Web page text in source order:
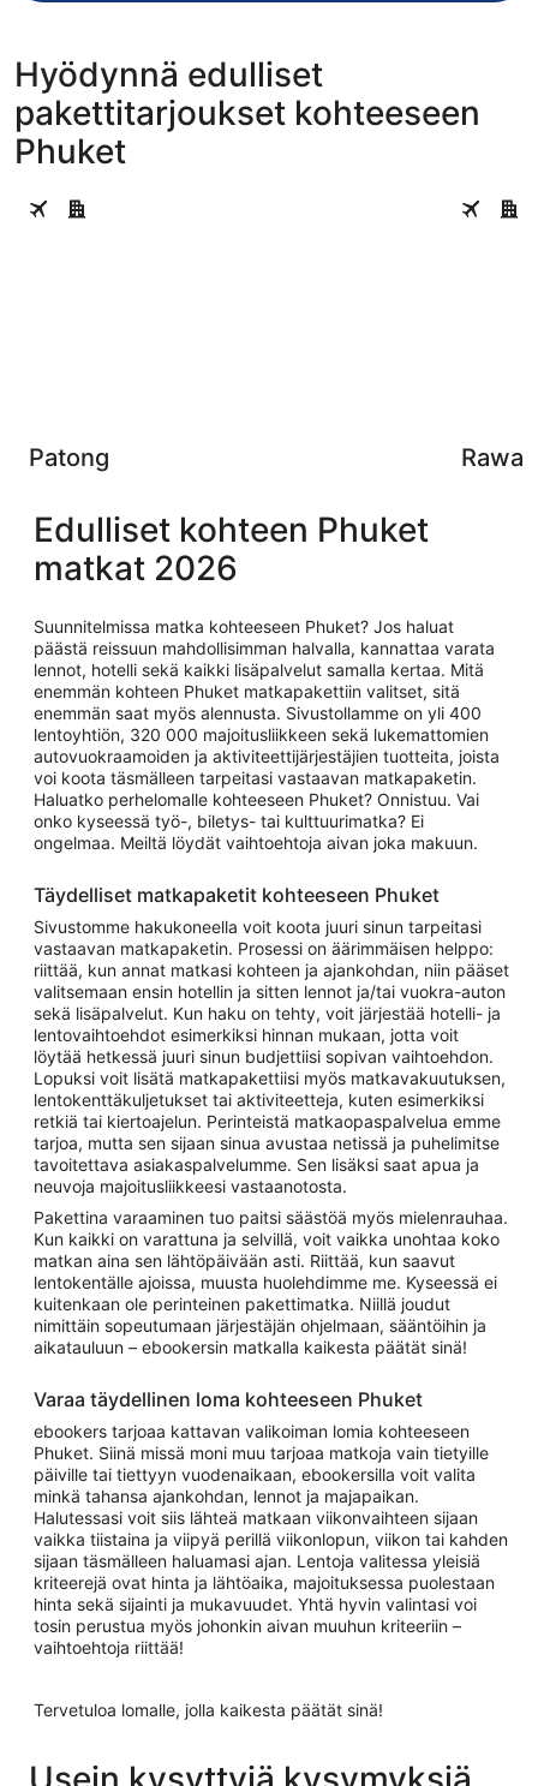
Hyödynnä edulliset
pakettitarjoukset kohteeseen
Phuket
Patong
Patong
Rawai
Rawai
Edulliset kohteen Phuket
matkat 2026
Suunnitelmissa matka kohteeseen Phuket? Jos haluat
päästä reissuun mahdollisimman halvalla, kannattaa varata
lennot, hotelli sekä kaikki lisäpalvelut samalla kertaa. Mitä
enemmän kohteen Phuket matkapakettiin valitset, sitä
enemmän saat myös alennusta. Sivustollamme on yli 400
lentoyhtiön, 320 000 majoitusliikkeen sekä lukemattomien
autovuokraamoiden ja aktiviteettijärjestäjien tuotteita, joista
voi koota täsmälleen tarpeitasi vastaavan matkapaketin.
Haluatko perhelomalle kohteeseen Phuket? Onnistuu. Vai
onko kyseessä työ-, biletys- tai kulttuurimatka? Ei
ongelmaa. Meiltä löydät vaihtoehtoja aivan joka makuun.
Täydelliset matkapaketit kohteeseen Phuket
Sivustomme hakukoneella voit koota juuri sinun tarpeitasi
vastaavan matkapaketin. Prosessi on äärimmäisen helppo:
riittää, kun annat matkasi kohteen ja ajankohdan, niin pääset
valitsemaan ensin hotellin ja sitten lennot ja/tai vuokra-auton
sekä lisäpalvelut. Kun haku on tehty, voit järjestää hotelli- ja
lentovaihtoehdot esimerkiksi hinnan mukaan, jotta voit
löytää hetkessä juuri sinun budjettiisi sopivan vaihtoehdon.
Lopuksi voit lisätä matkapakettiisi myös matkavakuutuksen,
lentokenttäkuljetukset tai aktiviteetteja, kuten esimerkiksi
retkiä tai kiertoajelun. Perinteistä matkaopaspalvelua emme
tarjoa, mutta sen sijaan sinua avustaa netissä ja puhelimitse
tavoitettava asiakaspalvelumme. Sen lisäksi saat apua ja
neuvoja majoitusliikkeesi vastaanotosta.
Pakettina varaaminen tuo paitsi säästöä myös mielenrauhaa.
Kun kaikki on varattuna ja selvillä, voit vaikka unohtaa koko
matkan aina sen lähtöpäivään asti. Riittää, kun saavut
lentokentälle ajoissa, muusta huolehdimme me. Kyseessä ei
kuitenkaan ole perinteinen pakettimatka. Niillä joudut
nimittäin sopeutumaan järjestäjän ohjelmaan, sääntöihin ja
aikatauluun – ebookersin matkalla kaikesta päätät sinä!
Varaa täydellinen loma kohteeseen Phuket
ebookers tarjoaa kattavan valikoiman lomia kohteeseen
Phuket. Siinä missä moni muu tarjoaa matkoja vain tietyille
päiville tai tiettyyn vuodenaikaan, ebookersilla voit valita
minkä tahansa ajankohdan, lennot ja majapaikan.
Halutessasi voit siis lähteä matkaan viikonvaihteen sijaan
vaikka tiistaina ja viipyä perillä viikonlopun, viikon tai kahden
sijaan täsmälleen haluamasi ajan. Lentoja valitessa yleisiä
kriteerejä ovat hinta ja lähtöaika, majoituksessa puolestaan
hinta sekä sijainti ja mukavuudet. Yhtä hyvin valintasi voi
tosin perustua myös johonkin aivan muuhun kriteeriin –
vaihtoehtoja riittää!
Tervetuloa lomalle, jolla kaikesta päätät sinä!